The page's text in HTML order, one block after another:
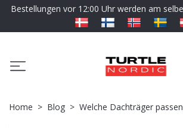
Bestellungen vor 12:00 Uhr werden am
Home Blog Welche Dachträger